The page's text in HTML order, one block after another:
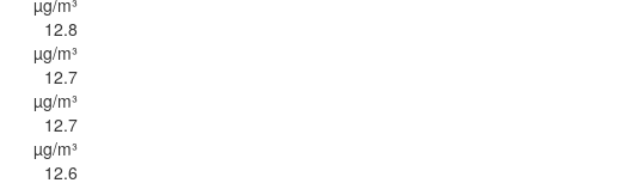
µg/m³
12.8
µg/m³
12.7
µg/m³
12.7
µg/m³
12.6